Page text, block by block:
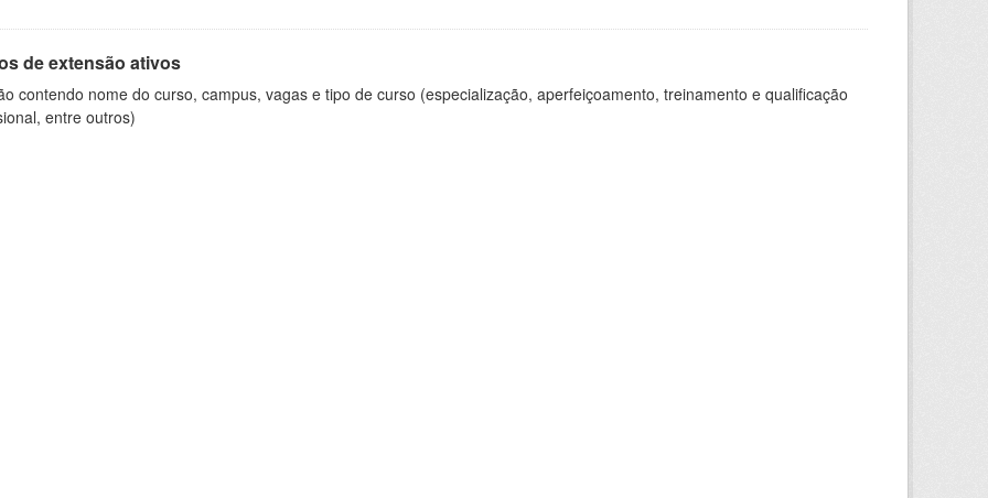
de extensão ativos
contendo nome do curso, campus, vagas e tipo de curso (especialização, aperfeiçoamento, treinamento e qualificação
entre outros)